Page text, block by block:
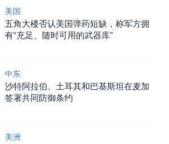
美国
五角大楼否认美国弹药短缺，称军方拥
有“充足、随时可用的武器库”
中东
沙特阿拉伯、土耳其和巴基斯坦在麦加
签署共同防御条约
美洲